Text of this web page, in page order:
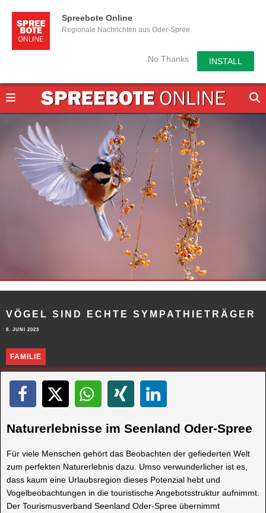
Spreebote Online
Regionale Nachrichten aus Oder-Spree
No Thanks INSTALL
VÖGEL SIND ECHTE SYMPATHIETRÄGER
8. JUNI 2023
FAMILIE
Naturerlebnisse im Seenland Oder-Spree
Für viele Menschen gehört das Beobachten der gefiederten Welt
zum perfekten Naturerlebnis dazu. Umso verwunderlicher ist es,
dass kaum eine Urlaubsregion dieses Potenzial hebt und
Vogelbeobachtungen in die touristische Angebotsstruktur aufnimmt.
Der Tourismusverband Seenland Oder-Spree übernimmt